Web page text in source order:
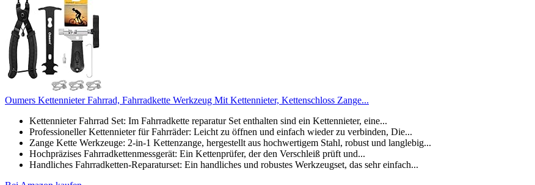
Oumers Kettennieter Fahrrad, Fahrradkette Werkzeug Mit Kettennieter, Kettenschloss Zange...
Kettennieter Fahrrad Set: Im Fahrradkette reparatur Set enthalten sind ein Kettennieter, eine...
Professioneller Kettennieter für Fahrräder: Leicht zu öffnen und einfach wieder zu verbinden, Die...
Zange Kette Werkzeuge: 2-in-1 Kettenzange, hergestellt aus hochwertigem Stahl, robust und langlebig...
Hochpräzises Fahrradkettenmessgerät: Ein Kettenprüfer, der den Verschleiß prüft und...
Handliches Fahrradketten-Reparaturset: Ein handliches und robustes Werkzeugset, das sehr einfach...